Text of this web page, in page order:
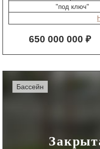
"под ключ"
650 000 000 ₽
бассейн